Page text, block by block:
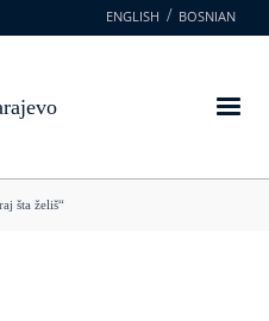
ENGLISH BOSNIAN
šta želiš“